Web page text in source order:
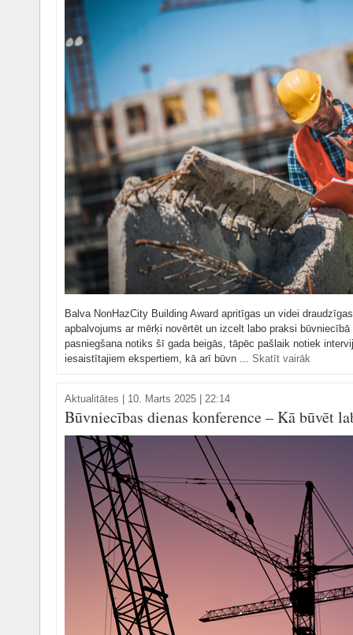
Balva NonHazCity Building Award apritīgas un videi
apbalvojums ar mērķi novērtēt un izcelt labo praksi
pasniegšana notiks šī gada beigās, tāpēc pašlaik notiek
iesaistītajiem ekspertiem, kā arī būvn ... Skatīt vairāk
Aktualitātes 10. Marts 2025 | 22:14
Būvniecības dienas konference – Kā būvēt